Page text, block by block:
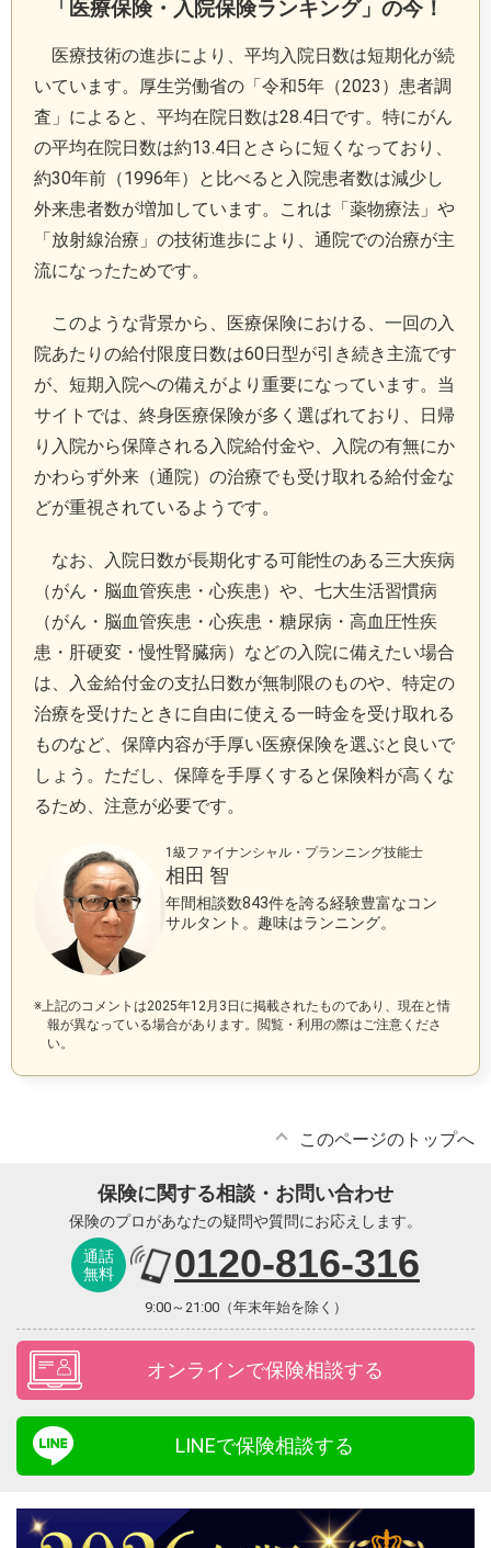
「医療保険・入院保険ランキング」の今！
医療技術の進歩により、平均入院日数は短期化が続
いています。厚生労働省の「令和5年（2023）患者調
査」によると、平均在院日数は28.4日です。特にがん
の平均在院日数は約13.4日とさらに短くなっており、
約30年前（1996年）と比べると入院患者数は減少し
外来患者数が増加しています。これは「薬物療法」や
「放射線治療」の技術進歩により、通院での治療が主
流になったためです。
このような背景から、医療保険における、一回の入
院あたりの給付限度日数は60日型が引き続き主流です
が、短期入院への備えがより重要になっています。当
サイトでは、終身医療保険が多く選ばれており、日帰
り入院から保障される入院給付金や、入院の有無にか
かわらず外来（通院）の治療でも受け取れる給付金な
どが重視されているようです。
なお、入院日数が長期化する可能性のある三大疾病
（がん・脳血管疾患・心疾患）や、七大生活習慣病
（がん・脳血管疾患・心疾患・糖尿病・高血圧性疾
患・肝硬変・慢性腎臓病）などの入院に備えたい場合
は、入金給付金の支払日数が無制限のものや、特定の
治療を受けたときに自由に使える一時金を受け取れる
ものなど、保障内容が手厚い医療保険を選ぶと良いで
しょう。ただし、保障を手厚くすると保険料が高くな
るため、注意が必要です。
1級ファイナンシャル・プランニング技能士
相田 智
年間相談数843件を誇る経験豊富なコン
サルタント。趣味はランニング。
※上記のコメントは2025年12月3日に掲載されたものであり、現在と情
報が異なっている場合があります。閲覧・利用の際はご注意くださ
い。
このページのトップへ
保険に関する相談・お問い合わせ
保険のプロがあなたの疑問や質問にお応えします。
通話
無料
0120-816-316
9:00～21:00（年末年始を除く）
オンラインで保険相談する
LINEで保険相談する